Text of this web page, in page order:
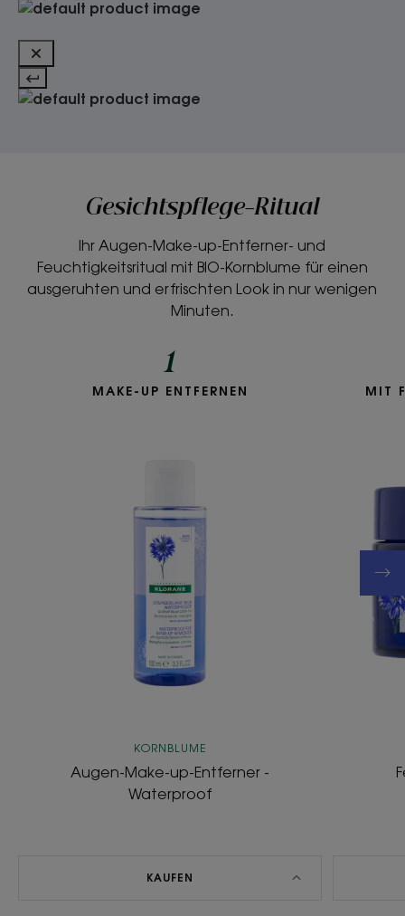
Gesichtspflege-Ritual
Ihr Augen-Make-up-Entferner- und
Feuchtigkeitsritual mit BIO-Kornblume für einen
ausgeruhten und erfrischten Look in nur wenigen
Minuten.
1
Augen-
Waterproof
MAKE-UP ENTFERNEN
KORNBLUME
Augen-Make-up-Entferner -
Waterproof
KAUFEN
MIT